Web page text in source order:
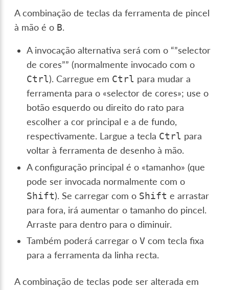
A combinação de teclas da ferramenta de pincel
à mão é o B.
A invocação alternativa será com o “”selector
de cores”” (normalmente invocado com o
Ctrl). Carregue em Ctrl para mudar a
ferramenta para o «selector de cores»; use o
botão esquerdo ou direito do rato para
escolher a cor principal e a de fundo,
respectivamente. Largue a tecla Ctrl para
voltar à ferramenta de desenho à mão.
A configuração principal é o «tamanho» (que
pode ser invocada normalmente com o
Shift). Se carregar com o Shift e arrastar
para fora, irá aumentar o tamanho do pincel.
Arraste para dentro para o diminuir.
Também poderá carregar oV com tecla fixa
para a ferramenta da linha recta.
A combinação de teclas pode ser alterada em